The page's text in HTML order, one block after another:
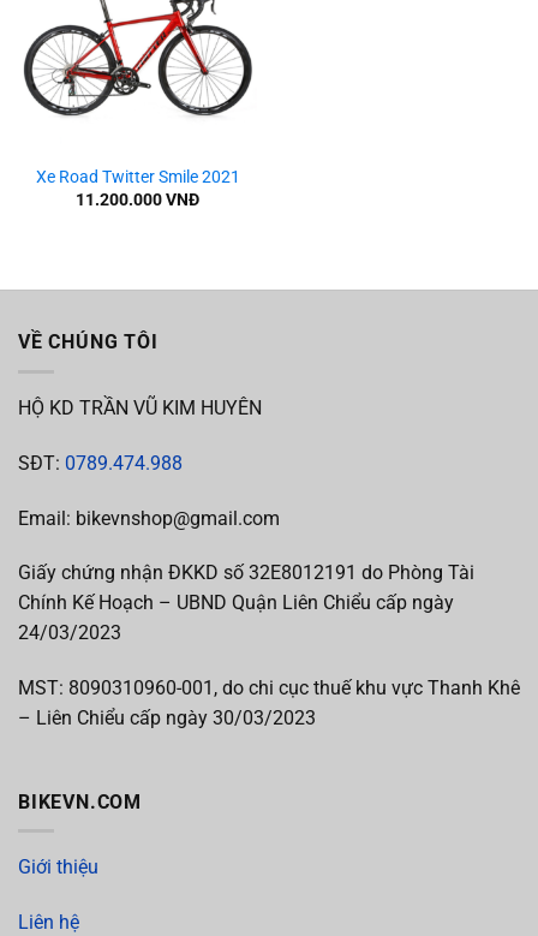
Xe Road Twitter Smile 2021
11.200.000VNĐ
VỀ CHÚNG TÔI
HỘ KD TRẦN VŨ KIM HUYÊN
SĐT: 0789.474.988
Email: bikevnshop@gmail.com
Giấy chứng nhận ĐKKD số 32E8012191 do Phòng Tài
Chính Kế Hoạch – UBND Quận Liên Chiểu cấp ngày
24/03/2023
MST: 8090310960-001, do chi cục thuế khu vực Thanh Khê
– Liên Chiểu cấp ngày 30/03/2023
BIKEVN.COM
Giới thiệu
Liên hệ